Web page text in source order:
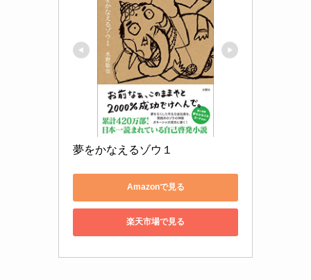
夢をかなえるゾウ１
Amazonで見る
楽天市場で見る